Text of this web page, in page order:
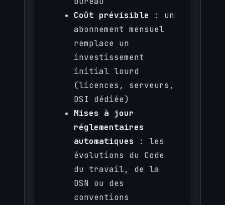
Coût prévisible : un
abonnement mensuel
remplace un
investissement
initial lourd
(licences, serveurs,
DSI dédiée)
Mises à jour
réglementaires
automatiques : les
évolutions du Code
du travail, de la
DSN ou des
conventions